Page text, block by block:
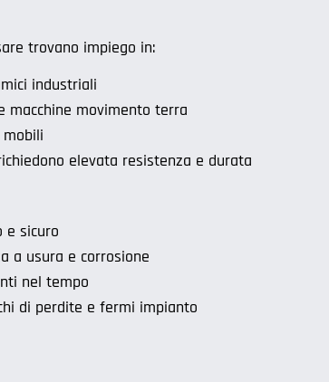
trovano impiego in:
industriali
macchine movimento terra
elevata resistenza e durata
e sicuro
a usura e corrosione
nel tempo
di perdite e fermi impianto